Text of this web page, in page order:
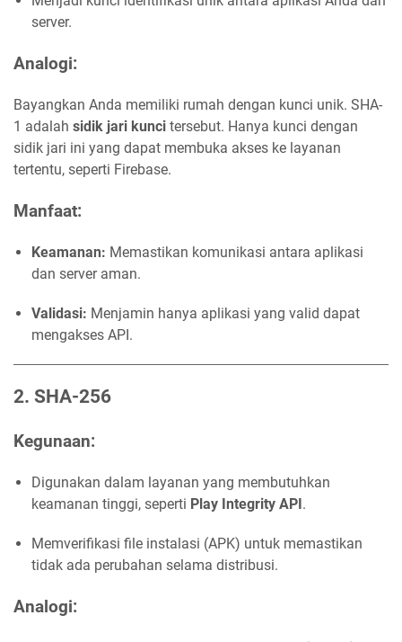
server.
Analogi:
Bayangkan Anda memiliki rumah dengan kunci unik. SHA-
1 adalah sidik jari kunci tersebut. Hanya kunci dengan
sidik jari ini yang dapat membuka akses ke layanan
tertentu, seperti Firebase.
Manfaat:
Keamanan: Memastikan komunikasi antara aplikasi
dan server aman.
Validasi: Menjamin hanya aplikasi yang valid dapat
mengakses API.
2. SHA-256
Kegunaan:
Digunakan dalam layanan yang membutuhkan
keamanan tinggi, seperti Play Integrity API .
Memverifikasi file instalasi (APK) untuk memastikan
tidak ada perubahan selama distribusi.
Analogi: